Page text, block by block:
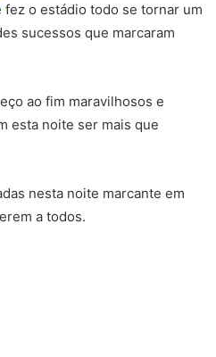
fez o estádio todo se tornar um
sucessos que marcaram
ao fim maravilhosos e
esta noite ser mais que
nesta noite marcante em
a todos.